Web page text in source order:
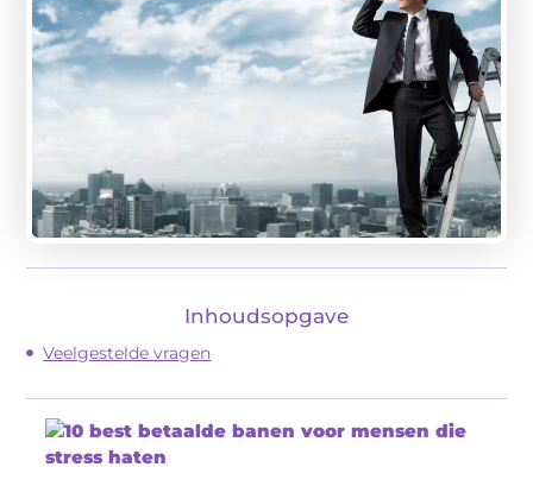
Inhoudsopgave
Veelgestelde vragen